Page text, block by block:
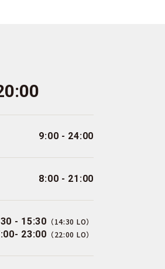
9:00 - 24:00
8:00 - 21:00
- 15:30 （14:30 LO）
23:00 （22:00 LO）